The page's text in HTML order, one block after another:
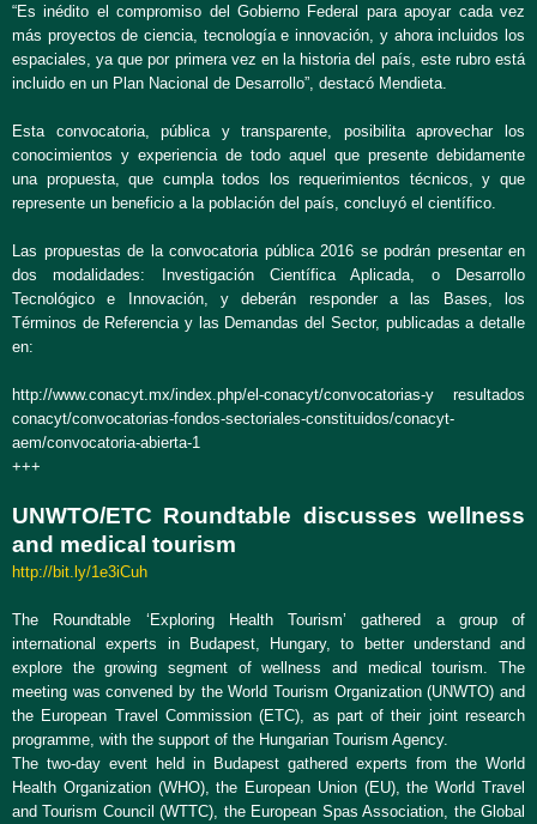
“Es inédito el compromiso del Gobierno Federal para apoyar cada vez
más proyectos de ciencia, tecnología e innovación, y ahora incluidos los
espaciales, ya que por primera vez en la historia del país, este rubro está
incluido en un Plan Nacional de Desarrollo”, destacó Mendieta.
Esta convocatoria, pública y transparente, posibilita aprovechar los
conocimientos y experiencia de todo aquel que presente debidamente
una propuesta, que cumpla todos los requerimientos técnicos, y que
represente un beneficio a la población del país, concluyó el científico.
Las propuestas de la convocatoria pública 2016 se podrán presentar en
dos modalidades: Investigación Científica Aplicada, o Desarrollo
Tecnológico e Innovación, y deberán responder a las Bases, los
Términos de Referencia y las Demandas del Sector, publicadas a detalle
en:
http://www.conacyt.mx/index.php/el-conacyt/convocatorias-y resultados
conacyt/convocatorias-fondos-sectoriales-constituidos/conacyt-
aem/convocatoria-abierta-1
+++
UNWTO/ETC Roundtable discusses wellness
and medical tourism
http://bit.ly/1e3iCuh
The Roundtable ‘Exploring Health Tourism’ gathered a group of
international experts in Budapest, Hungary, to better understand and
explore the growing segment of wellness and medical tourism. The
meeting was convened by the World Tourism Organization (UNWTO) and
the European Travel Commission (ETC), as part of their joint research
programme, with the support of the Hungarian Tourism Agency.
The two-day event held in Budapest gathered experts from the World
Health Organization (WHO), the European Union (EU), the World Travel
and Tourism Council (WTTC), the European Spas Association, the Global